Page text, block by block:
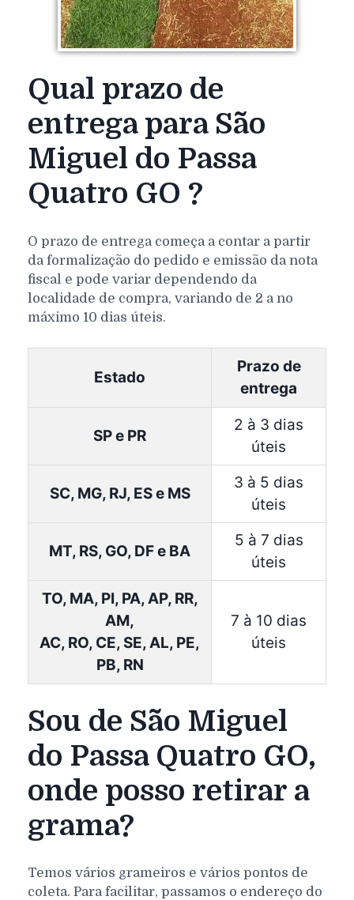
Qual prazo de
entrega para São
Miguel do Passa
Quatro GO ?
O prazo de entrega começa a contar a partir
da formalização do pedido e emissão da nota
fiscal e pode variar dependendo da
localidade de compra, variando de 2 a no
máximo 10 dias úteis.
Estado
Prazo de
entrega
SP e PR
2 à 3 dias
úteis
SC, MG, RJ, ES e MS
3 à 5 dias
úteis
MT, RS, GO, DF e BA
5 à 7 dias
úteis
TO, MA, PI, PA, AP, RR,
AM,
AC, RO, CE, SE, AL, PE,
PB, RN
7 à 10 dias
úteis
Sou de São Miguel
do Passa Quatro GO,
onde posso retirar a
grama?
Temos vários grameiros e vários pontos de
coleta. Para facilitar, passamos o endereço do